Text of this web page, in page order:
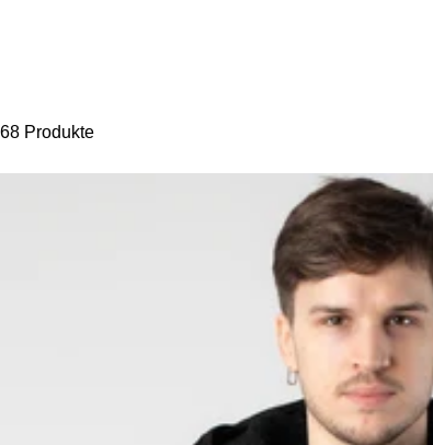
68 Produkte